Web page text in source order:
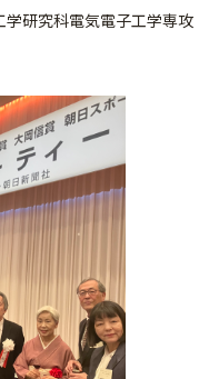
研究科電気電子工学専攻